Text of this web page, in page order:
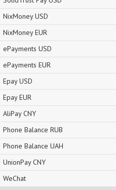
NixMoney USD
NixMoney EUR
ePayments USD
ePayments EUR
Epay USD
Epay EUR
AliPay CNY
Phone Balance RUB
Phone Balance UAH
UnionPay CNY
WeChat